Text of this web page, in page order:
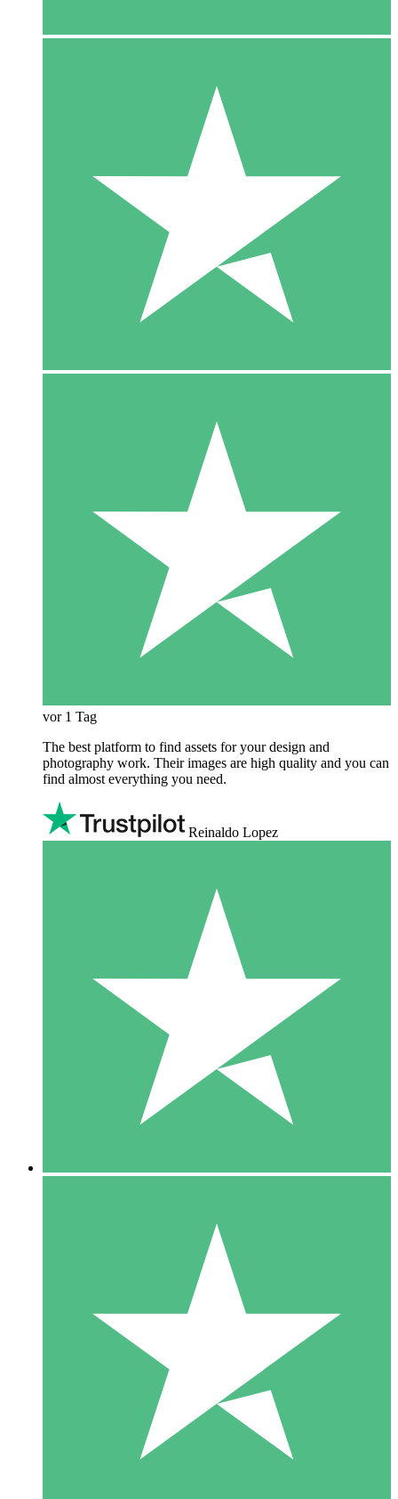
vor 1 Tag
The best platform to find assets for your design and
photography work. Their images are high quality and you can
find almost everything you need.
Reinaldo Lopez